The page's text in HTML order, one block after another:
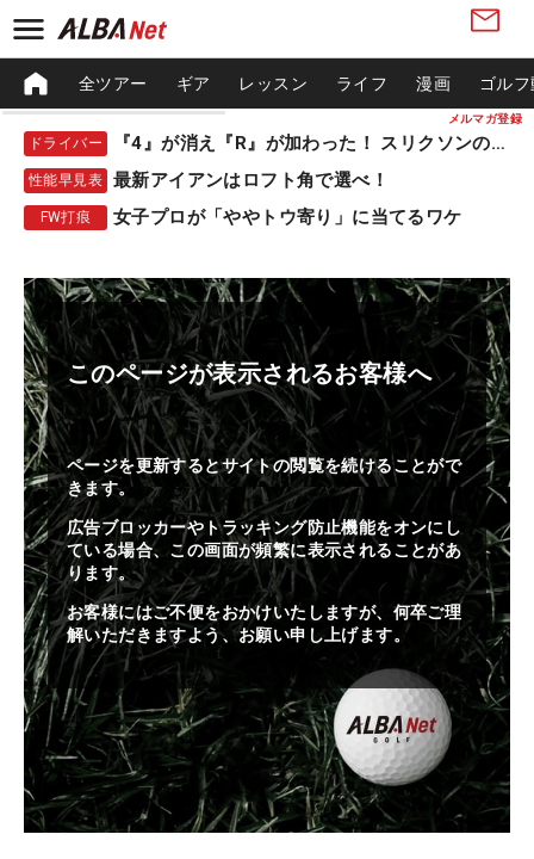
メルマガ登録
全ツアー ギア レッスン ライフ 漫画 ゴル
ドライバー 『4』が消え『R』が加わった！ スリクソンの新作
性能早見表 最新アイアンはロフト角で選べ！
FW打痕 女子プロが「ややトウ寄り」に当てるワケ
このページが表示されるお客様へ
ページを更新するとサイトの閲覧を続けることがで
きます。
広告ブロッカーやトラッキング防止機能をオンにし
ている場合、この画面が頻繁に表示されることがあ
ります。
お客様にはご不便をおかけいたしますが、何卒ご理
解いただきますよう、お願い申し上げます。